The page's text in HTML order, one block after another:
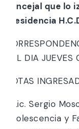
concejal que lo
Presidencia
DEL DIA
NOTAS
1 .Lic. Sergio
Adolescencia y